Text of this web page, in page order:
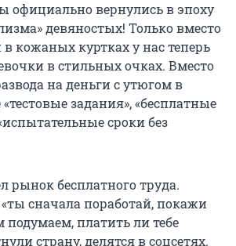
официально вернулись в эпоху
девяностых! Только вместо
кожаных куртках у нас теперь
в стильных очках. Вместо
на деньги с утюгом в
задания», «бесплатные
сроки без
рынок бесплатного труда.
сначала поработай, покажи
подумаем, платить ли тебе
страну, делятся в соцсетях.